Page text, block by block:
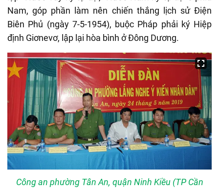
Nam, góp phần làm nên chiến thắng lịch sử Điện
Biên Phủ (ngày 7-5-1954), buộc Pháp phải ký Hiệp
định Giơnevơ, lập lại hòa bình ở Đông Dương.
Công an phường Tân An, quận Ninh Kiều (TP Cần